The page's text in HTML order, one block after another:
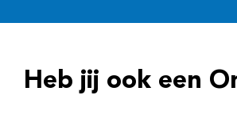
Heb jij ook een